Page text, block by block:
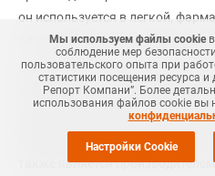
он используется в легкой,
электротехнической
Stepan является
промежуточных химических
широком спектре отраслей
базируется в Нортфилде, штат
также является
Мы используем файлы cookie
соблюдение мер
пользовательского опыта при
статистики посещения ресурса
Репорт Компани”. Более
использования файлов cookie вы
Настройки Cookie